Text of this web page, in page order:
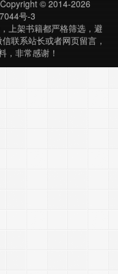
Copyright © 2014-2026
号-3
上架书籍都严格筛选，避
联系站长或者网页留言，
，非常感谢！